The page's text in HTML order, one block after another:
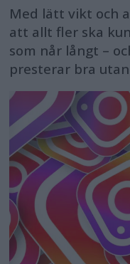
Med lätt vikt och
att allt fler ska
som når långt –
presterar bra